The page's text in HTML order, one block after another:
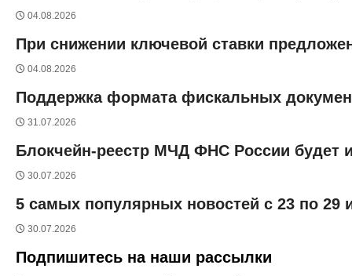
04.08.2026
При снижении ключевой ставки
04.08.2026
Поддержка формата фискальных
31.07.2026
Блокчейн-реестр МЧД ФНС России будет
30.07.2026
5 самых популярных новостей с 23 по 29
30.07.2026
Подпишитесь на наши рассылки